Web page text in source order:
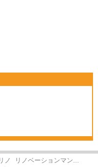
リノベーションマン...